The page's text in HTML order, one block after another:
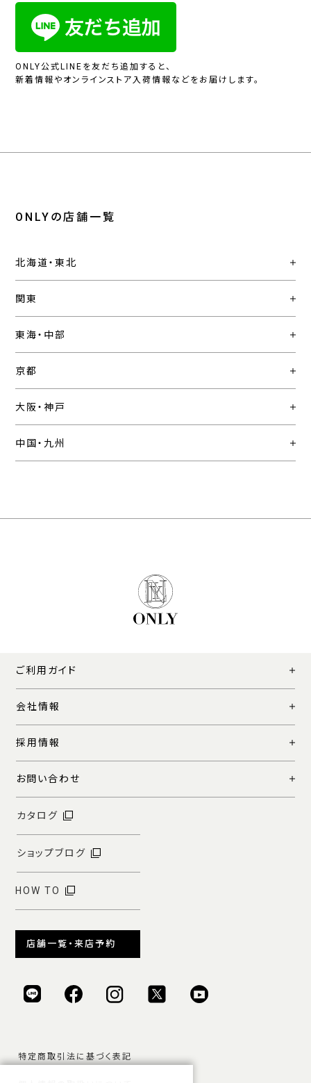
ONLY公式LINEを友だち追加すると、
新着情報やオンラインストア入荷情報などをお届けします。
ONLYの店舗一覧
北海道・東北
関東
東海・中部
京都
大阪・神戸
中国・九州
ご利用ガイド
会社情報
採用情報
お問い合わせ
カタログ
ショップブログ
HOW TO
店舗一覧・来店予約
特定商取引法に基づく表記